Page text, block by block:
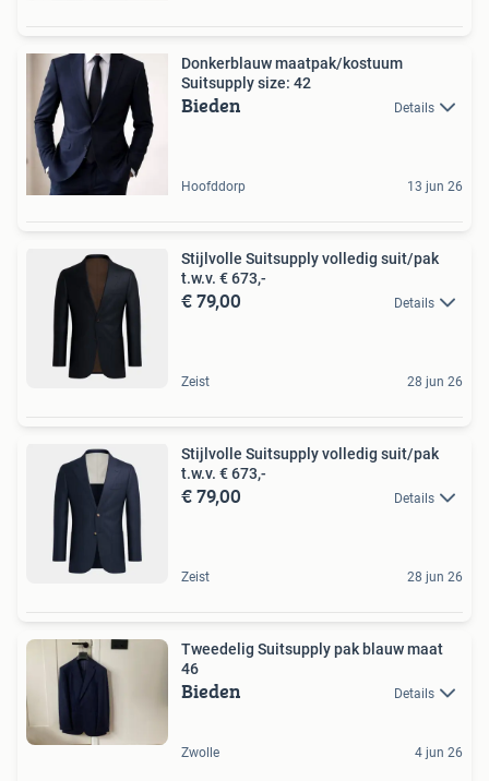
Donkerblauw maatpak/kostuum
Suitsupply size: 42
Bieden Details
Hoofddorp 13 jun 26
Stijlvolle Suitsupply volledig suit/pak
t.w.v. € 673,-
€ 79,00 Details
Zeist 28 jun 26
Stijlvolle Suitsupply volledig suit/pak
t.w.v. € 673,-
€ 79,00 Details
Zeist 28 jun 26
Tweedelig Suitsupply pak blauw maat
46
Bieden Details
Zwolle 4 jun 26